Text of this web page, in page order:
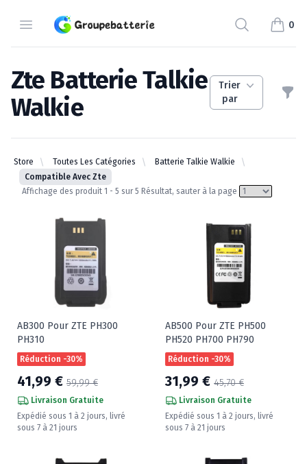
Open MenuGroupebatterie.com Search 0
items
Zte Batterie Talkie
Walkie
Trier
par
zte batterie talkie walkie
Store Toutes Les Catégories
Batterie Talkie Walkie
Compatible Avec Zte
Affichage des produit 1 - 5 sur 5 Résultat, sauter à la page
AB300 Pour ZTE PH300
PH310
Réduction -30%
41,99 € 59,99 €
Livraison Gratuite
Expédié sous 1 à 2 jours, livré
sous 7 à 21 jours
AB500 Pour ZTE PH500
PH520 PH700 PH790
Réduction -30%
31,99 € 45,70 €
Livraison Gratuite
Expédié sous 1 à 2 jours, livré
sous 7 à 21 jours